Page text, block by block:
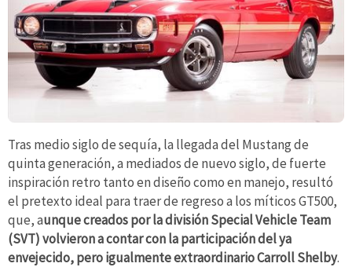
Tras medio siglo de sequía, la llegada del Mustang de
quinta generación, a mediados de nuevo siglo, de fuerte
inspiración retro tanto en diseño como en manejo, resultó
el pretexto ideal para traer de regreso a los míticos GT500,
que, aunque creados por la división Special Vehicle Team
(SVT) volvieron a contar con la participación del ya
envejecido, pero igualmente extraordinario Carroll Shelby.